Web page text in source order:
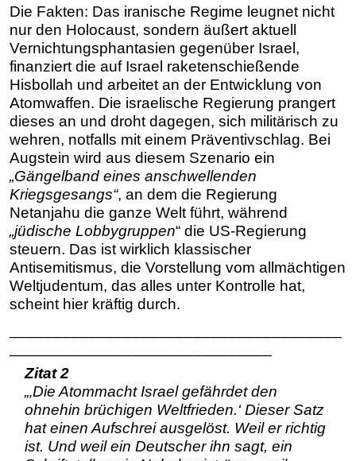
Die Fakten: Das iranische Regime leugnet nicht
nur den Holocaust, sondern äußert aktuell
Vernichtungsphantasien gegenüber Israel,
finanziert die auf Israel raketenschießende
Hisbollah und arbeitet an der Entwicklung von
Atomwaffen. Die israelische Regierung prangert
dieses an und droht dagegen, sich militärisch zu
wehren, notfalls mit einem Präventivschlag. Bei
Augstein wird aus diesem Szenario ein
„Gängelband eines anschwellenden
Kriegsgesangs“, an dem die Regierung
Netanjahu die ganze Welt führt, während
„jüdische Lobbygruppen“ die US-Regierung
steuern. Das ist wirklich klassischer
Antisemitismus, die Vorstellung vom allmächtigen
Weltjudentum, das alles unter Kontrolle hat,
scheint hier kräftig durch.
Zitat 2
„‚Die Atommacht Israel gefährdet den
ohnehin brüchigen Weltfrieden.‘Dieser Satz
hat einen Aufschrei ausgelöst. Weil er richtig
ist. Und weil ein Deutscher ihn sagt, ein